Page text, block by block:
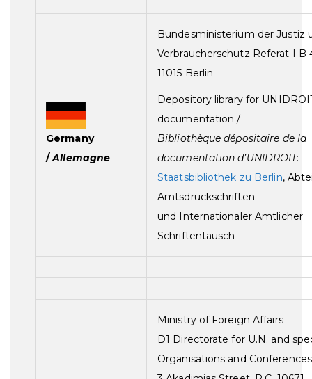
Germany
/Allemagne
Bundesministerium der Justiz
Verbraucherschutz Referat I B
11015 Berlin
Depository library for
documentation /
Bibliothèque dépositaire de la
documentation d’UNIDROIT:
Staatsbibliothek zu Berlin,
Amtsdruckschriften
und Internationaler Amtlicher
Schriftentausch
Ministry of Foreign Affairs
D1 Directorate for U.N. and
Organisations and Conferences